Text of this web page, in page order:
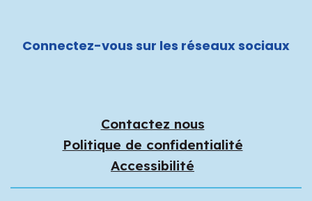
Connectez-vous sur les réseaux sociaux
Contactez nous
Politique de confidentialité
Accessibilité